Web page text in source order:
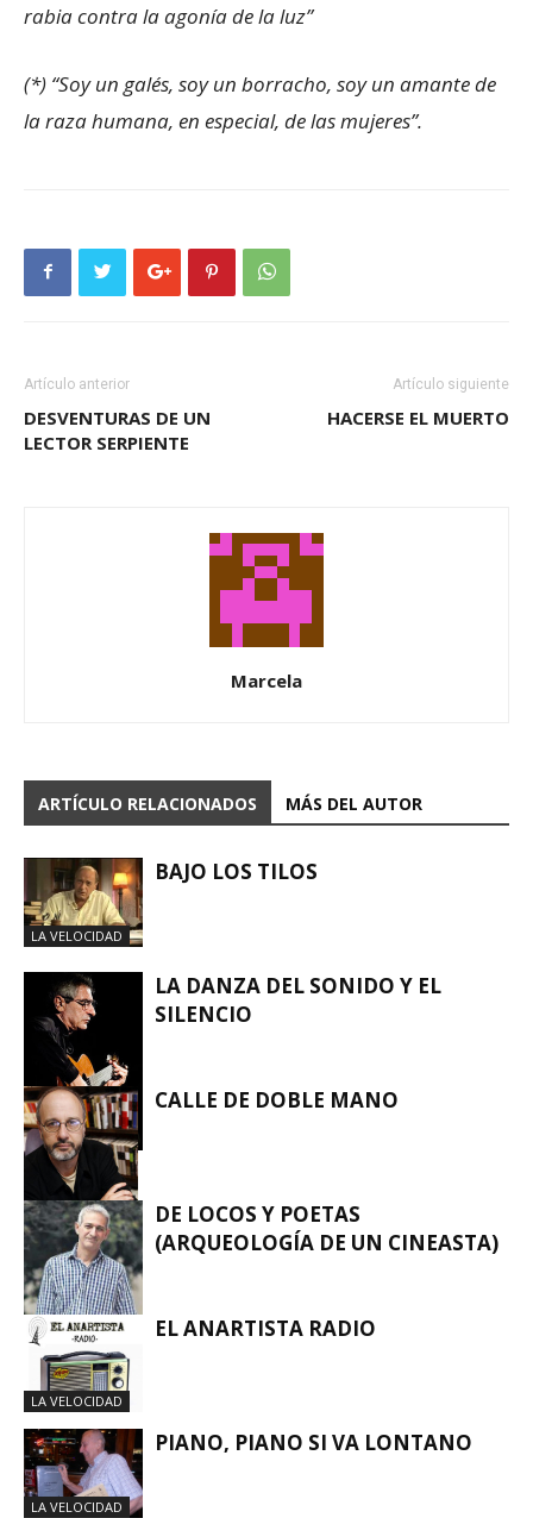
rabia contra la agonía de la luz”
(*) “Soy un galés, soy un borracho, soy un amante de
la raza humana, en especial, de las mujeres”.
Artículo anterior
DESVENTURAS DE UN
LECTOR SERPIENTE
Artículo siguiente
HACERSE EL MUERTO
Marcela
ARTÍCULO RELACIONADOS MÁS DEL AUTOR
LA VELOCIDAD
BAJO LOS TILOS
LA VELOCIDAD
LA DANZA DEL SONIDO Y EL
SILENCIO
LA VELOCIDAD
CALLE DE DOBLE MANO
LA VELOCIDAD
DE LOCOS Y POETAS
(ARQUEOLOGÍA DE UN CINEASTA)
LA VELOCIDAD
EL ANARTISTA RADIO
LA VELOCIDAD
PIANO, PIANO SI VA LONTANO